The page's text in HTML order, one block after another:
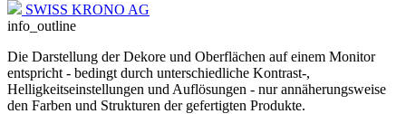
SWISS KRONO AG
info_outline
Die Darstellung der Dekore und Oberflächen auf einem Monitor
entspricht - bedingt durch unterschiedliche Kontrast-,
Helligkeitseinstellungen und Auflösungen - nur annäherungsweise
den Farben und Strukturen der gefertigten Produkte.